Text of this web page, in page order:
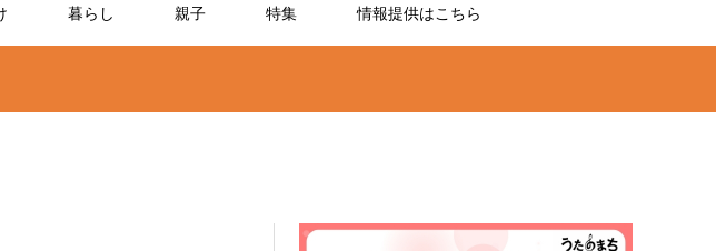
暮らし 親子 特集 情報提供はこちら